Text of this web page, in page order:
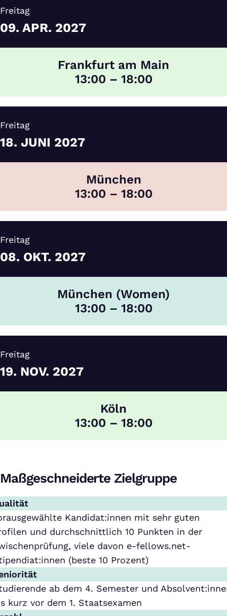
Freitag
09. APR. 2027
Frankfurt am Main
13:00 – 18:00
Freitag
18. JUNI 2027
München
13:00 – 18:00
Freitag
08. OKT. 2027
München (Women)
13:00 – 18:00
Freitag
19. NOV. 2027
Köln
13:00 – 18:00
Maßgeschneiderte Zielgruppe
Kandidat:innen mit sehr guten
und durchschnittlich 10 Punkten in der
viele davon e-fellows.net-
(beste 10 Prozent)
ab dem 4. Semester und
kurz vor dem 1. Staatsexamen